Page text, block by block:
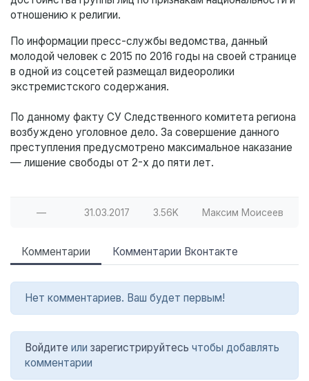
отношению к религии.
По информации пресс-службы ведомства, данный
молодой человек с 2015 по 2016 годы на своей странице
в одной из соцсетей размещал видеоролики
экстремистского содержания.
По данному факту СУ Следственного комитета региона
возбуждено уголовное дело. За совершение данного
преступления предусмотрено максимальное наказание
— лишение свободы от 2-х до пяти лет.
— 31.03.2017 3.56K Максим Моисеев
Комментарии Комментарии Вконтакте
Нет комментариев. Ваш будет первым!
Войдите или зарегистрируйтесь чтобы добавлять
комментарии